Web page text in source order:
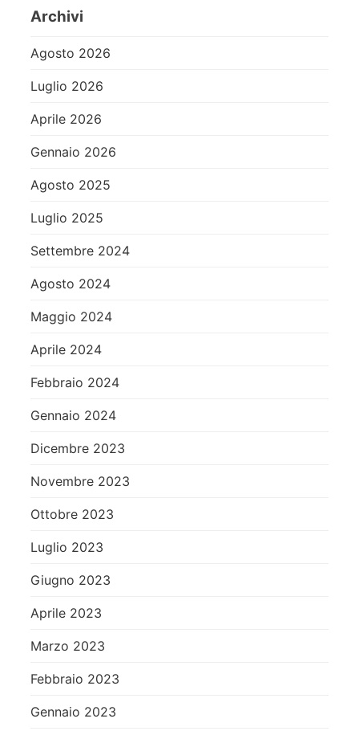
Archivi
Agosto 2026
Luglio 2026
Aprile 2026
Gennaio 2026
Agosto 2025
Luglio 2025
Settembre 2024
Agosto 2024
Maggio 2024
Aprile 2024
Febbraio 2024
Gennaio 2024
Dicembre 2023
Novembre 2023
Ottobre 2023
Luglio 2023
Giugno 2023
Aprile 2023
Marzo 2023
Febbraio 2023
Gennaio 2023